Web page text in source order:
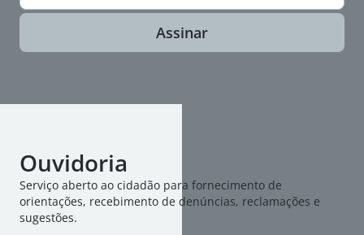
Assinar
Ouvidoria
Serviço aberto ao cidadão para fornecimento de
orientações, recebimento de denúncias, reclamações e
sugestões.